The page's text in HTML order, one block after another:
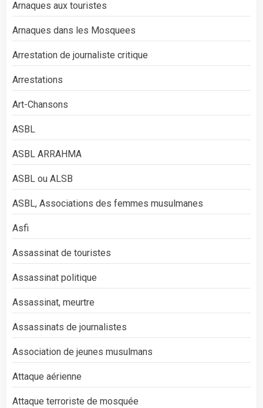
Arnaques aux touristes
Arnaques dans les Mosquees
Arrestation de journaliste critique
Arrestations
Art-Chansons
ASBL
ASBL ARRAHMA
ASBL ou ALSB
ASBL, Associations des femmes musulmanes
Asfi
Assassinat de touristes
Assassinat politique
Assassinat, meurtre
Assassinats de journalistes
Association de jeunes musulmans
Attaque aérienne
Attaque terroriste de mosquée